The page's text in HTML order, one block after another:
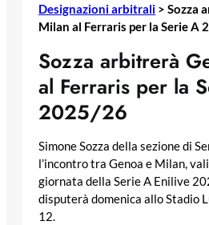
Designazioni arbitrali > Sozza
Milan al Ferraris per la Serie A
Sozza arbitrerà
al Ferraris per la
2025/26
Simone Sozza della sezione di
l’incontro tra Genoa e Milan,
giornata della Serie A Enilive
disputerà domenica allo Stadio
12.